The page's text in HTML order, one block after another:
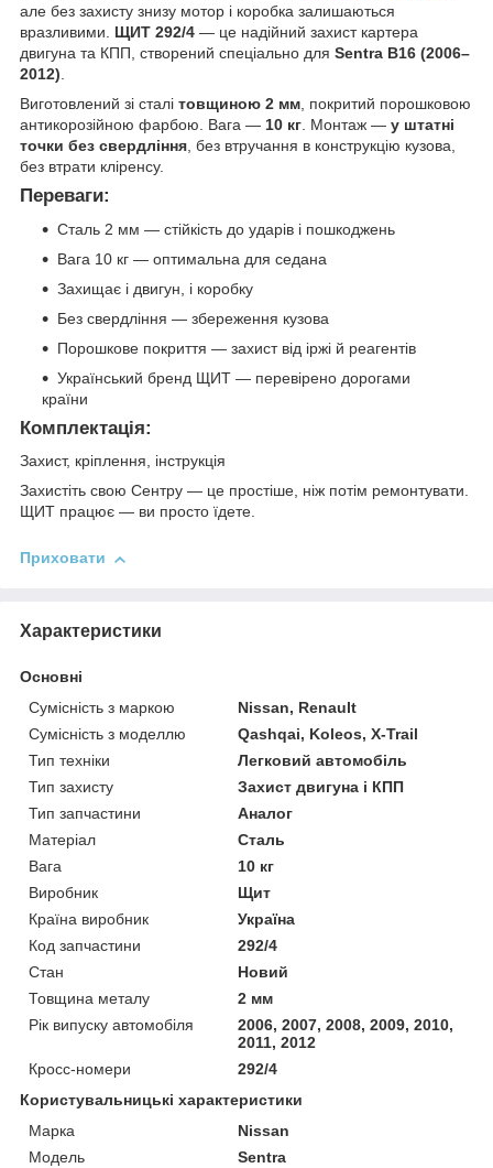
але без захисту знизу мотор і коробка залишаються
вразливими. ЩИТ 292/4 — це надійний захист картера
двигуна та КПП, створений спеціально для Sentra B16 (2006–
2012)
Виготовлений зі сталі товщиною 2 мм , покритий порошковою
антикорозійною фарбою. Вага — 10 кг . Монтаж — у штатні
точки без свердління , без втручання в конструкцію кузова,
без втрати кліренсу.
Переваги:
Сталь 2 мм — стійкість до ударів і пошкоджень
Вага 10 кг — оптимальна для седана
Захищає і двигун, і коробку
Без свердління — збереження кузова
Порошкове покриття — захист від іржі й реагентів
Український бренд ЩИТ — перевірено дорогами
країни
Комплектація:
Захист, кріплення, інструкція
Захистіть свою Сентру — це простіше, ніж потім ремонтувати.
ЩИТ працює — ви просто їдете.
Приховати
Характеристики
Основні
Сумісність з маркою
Nissan, Renault
Сумісність з моделлю
Qashqai, Koleos, X-Trail
Тип техніки
Легковий автомобіль
Тип захисту
Захист двигуна і КПП
Тип запчастини
Аналог
Матеріал
Сталь
Вага
10 кг
Виробник
Щит
Країна виробник
Україна
Код запчастини
292/4
Стан
Новий
Товщина металу
2 мм
Рік випуску автомобіля
2006, 2007, 2008, 2009, 2010,
2011, 2012
Кросс-номери
292/4
Користувальницькі характеристики
Марка
Nissan
Модель
Sentra